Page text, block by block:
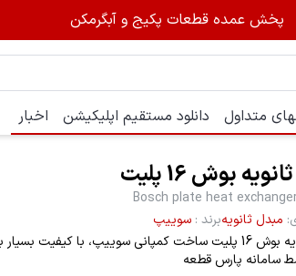
پخش عمده قطعات پکیج و آبگرمکن
متداول دانلود مستقیم اپلیکیشن اخبار
بوش 16 پلیت
Bosch plate heat
: مبدل ثانویهبرند : سوییپ
با کیفیت بسیار بالا
سامانه پارس قطعه